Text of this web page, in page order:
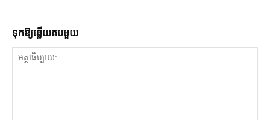
ទុក​ឱ្យ​ឆ្លើយ​តប​មួយ